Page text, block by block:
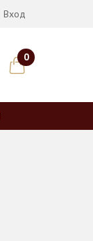
Вход
0